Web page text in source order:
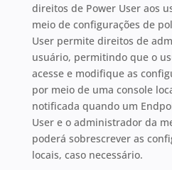
direitos de Power User aos
meio de configurações de
User permite direitos de
usuário, permitindo que o
acesse e modifique as
por meio de uma console
notificada quando um
User e o administrador da
poderá sobrescrever as
locais, caso necessário.